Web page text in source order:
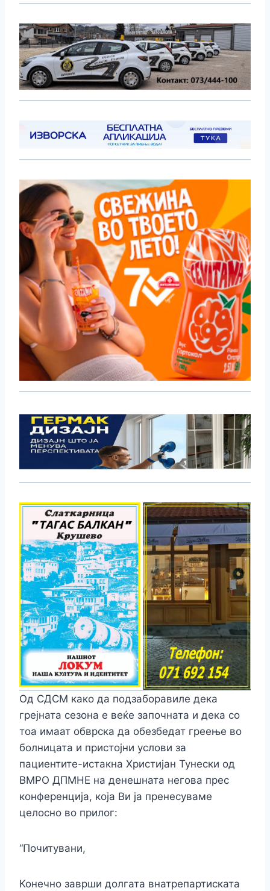
Од СДСМ како да подзаборавиле дека
грејната сезона е веќе започната и дека со
тоа имаат обврска да обезбедат греење во
болницата и пристојни услови за
пациентите-истакна Христијан Тунески од
ВМРО ДПМНЕ на денешната негова прес
конференција, која Ви ја пренесуваме
целосно во прилог:
“Почитувани,
Конечно заврши долгата внатрепартиската